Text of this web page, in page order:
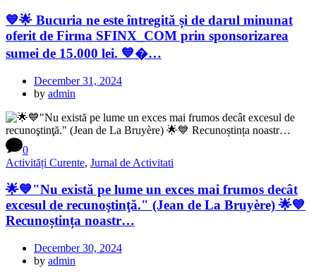
💙🌟 Bucuria ne este întregită și de darul minunat
oferit de Firma SFINX_COM prin sponsorizarea
sumei de 15.000 lei. 💙�…
December 31, 2024
by admin
0
Activități Curente, Jurnal de Activitati
🌟💙"Nu există pe lume un exces mai frumos decât
excesul de recunoştinţă." (Jean de La Bruyère) 🌟💙
Recunoștința noastr…
December 30, 2024
by admin